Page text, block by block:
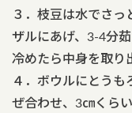
３．枝豆は水でさっ
ザルにあげ、3-4分茹
冷めたら中身を取り
４．ボウルにとうも
ぜ合わせ、3㎝くら